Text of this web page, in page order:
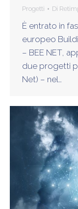
Progetti Di
È entrato in
europeo
– BEE NET,
due progetti
Net) – nel…